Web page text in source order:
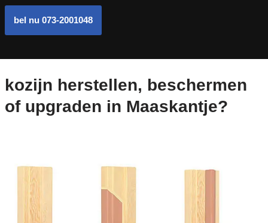
bel nu 073-2001048
kozijn herstellen, beschermen
of upgraden in Maaskantje?